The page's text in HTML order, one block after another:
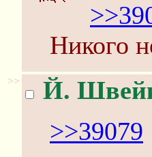
Никого
>> Й.
>>39079